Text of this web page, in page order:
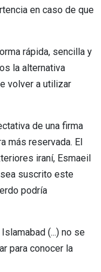
en caso de que
rápida, sencilla y
la alternativa
volver a utilizar
de una firma
más reservada. El
iraní, Esmaeil
suscrito este
podría
(...) no se
para conocer la